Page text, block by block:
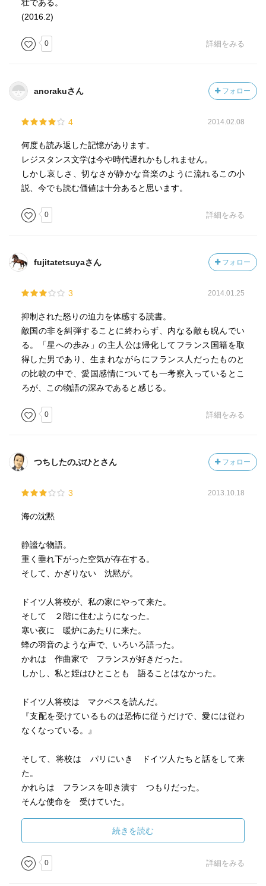
壮である。
(2016.2)
0 詳細をみる
anorakuさん フォロー
4 2014.02.08
何度も読み返した記憶があります。
レジスタンス文学は今や時代遅れかもしれません。
しかし哀しさ、切なさが静かな音楽のように流れるこの小
説、今でも読む価値は十分あると思います。
0 詳細をみる
fujitatetsuyaさん フォロー
3 2014.01.25
抑制された怒りの迫力を体感する読書。
敵国の非を糾弾することに終わらず、内なる敵も睨んでい
る。「星への歩み」の主人公は帰化してフランス国籍を取
得した男であり、生まれながらにフランス人だったものと
の比較の中で、愛国感情についても一考察入っているとこ
ろが、この物語の深みであると感じる。
0 詳細をみる
つちしたのぶひとさん フォロー
3 2013.10.18
海の沈黙
静謐な物語。
重く垂れ下がった空気が存在する。
そして、かぎりない 沈黙が。
ドイツ人将校が、私の家にやって来た。
そして ２階に住むようになった。
寒い夜に 暖炉にあたりに来た。
蜂の羽音のような声で、いろいろ語った。
かれは 作曲家で フランスが好きだった。
しかし、私と姪はひとことも 語ることはなかった。
ドイツ人将校は マクベスを読んだ。
『支配を受けているものは恐怖に従うだけで、愛には従わ
なくなっている。』
そして、将校は パリにいき ドイツ人たちと話をして来
た。
かれらは フランスを叩き潰す つもりだった。
そんな使命を 受けていた。
そして、ドイツ人将校は いつもは おやすみなさい と
言って、
部屋に帰るのだが そのあとに 御機嫌ようといった。
姪は それに 応えたのだ。御機嫌よう。と。
続きを読む
0 詳細をみる